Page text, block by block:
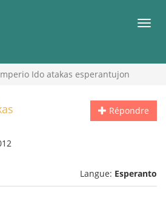
Ido atakas esperantujon
Répondre
Langue: Esperanto